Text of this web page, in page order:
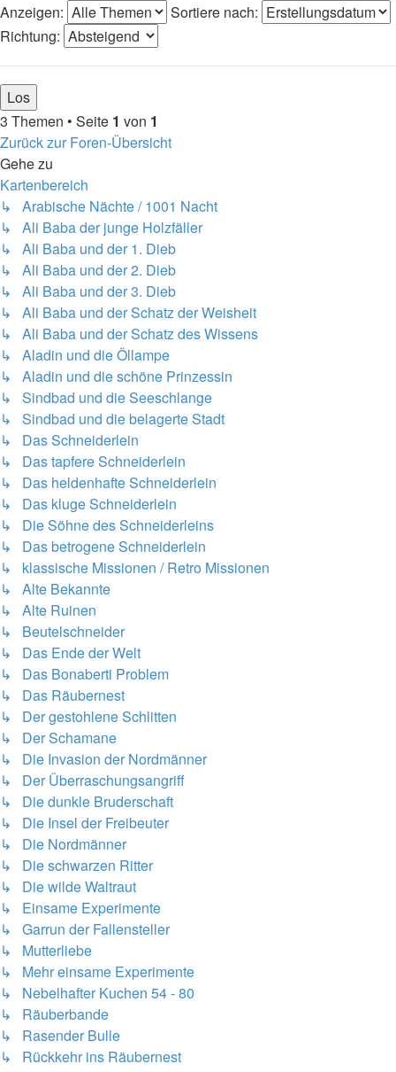
Anzeigen:
Sortiere nach:
Richtung:
3 Themen • Seite 1 von 1
Zurück zur Foren-Übersicht
Gehe zu
Kartenbereich
↳ Arabische Nächte / 1001 Nacht
↳ Ali Baba der junge Holzfäller
↳ Ali Baba und der 1. Dieb
↳ Ali Baba und der 2. Dieb
↳ Ali Baba und der 3. Dieb
↳ Ali Baba und der Schatz der Weisheit
↳ Ali Baba und der Schatz des Wissens
↳ Aladin und die Öllampe
↳ Aladin und die schöne Prinzessin
↳ Sindbad und die Seeschlange
↳ Sindbad und die belagerte Stadt
↳ Das Schneiderlein
↳ Das tapfere Schneiderlein
↳ Das heldenhafte Schneiderlein
↳ Das kluge Schneiderlein
↳ Die Söhne des Schneiderleins
↳ Das betrogene Schneiderlein
↳ klassische Missionen / Retro Missionen
↳ Alte Bekannte
↳ Alte Ruinen
↳ Beutelschneider
↳ Das Ende der Welt
↳ Das Bonaberti Problem
↳ Das Räubernest
↳ Der gestohlene Schlitten
↳ Der Schamane
↳ Die Invasion der Nordmänner
↳ Der Überraschungsangriff
↳ Die dunkle Bruderschaft
↳ Die Insel der Freibeuter
↳ Die Nordmänner
↳ Die schwarzen Ritter
↳ Die wilde Waltraut
↳ Einsame Experimente
↳ Garrun der Fallensteller
↳ Mutterliebe
↳ Mehr einsame Experimente
↳ Nebelhafter Kuchen 54 - 80
↳ Räuberbande
↳ Rasender Bulle
↳ Rückkehr ins Räubernest